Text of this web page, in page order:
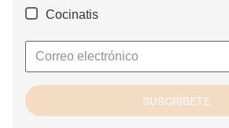
Cocinatis
SUSCRÍBETE